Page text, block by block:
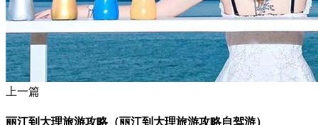
上一篇
丽江到大理旅游攻略（丽江到大理旅游攻略自驾游）